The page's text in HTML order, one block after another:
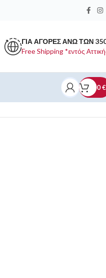
ΓΙΑ ΑΓΟΡΕΣ ΑΝΩ ΤΩΝ
Free Shipping *εντός
0€